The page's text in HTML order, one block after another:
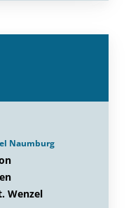
Naumburg
Wenzel